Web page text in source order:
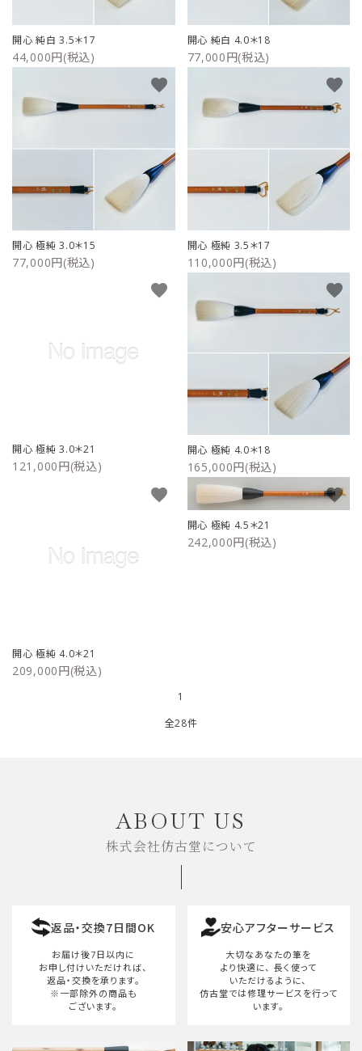
開心 純白 3.5＊17
44,000円(税込)
開心 純白 4.0＊18
77,000円(税込)
開心 極純 3.0＊15
77,000円(税込)
favorite
開心 極純 3.5＊17
110,000円(税込)
favorite
開心 極純 3.0＊21
121,000円(税込)
favorite
開心 極純 4.0＊18
165,000円(税込)
favorite
開心 極純 4.0＊21
209,000円(税込)
favorite
開心 極純 4.5＊21
242,000円(税込)
favorite
1
全28件
検索する
ABOUT US
株式会社仿古堂について
返品・交換7日間OK
お届け後7日以内に
お申し付けいただければ、
返品・交換を承ります。
※一部除外の商品も
ございます。
安心アフターサービス
大切なあなたの筆を
より快適に、 長く使って
いただけるように、
仿古堂では修理サービスを行って
います。